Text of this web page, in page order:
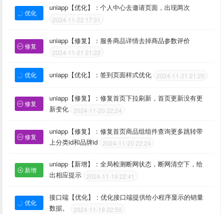
优化
uniapp【优化】：个人中心去邀请页面，出现两次
2024-11-22 17:31
修复
uniapp【修复】：服务商品详情去掉商品参数评价
2024-11-21 21:22
优化 uniapp【优化】：签到页面样式优化 2024-11-21 21:20
修复
uniapp【修复】：修复首页下拉刷新，首页更新没有更
新变化
2024-11-20 22:24
修复
uniapp【修复】：修复首页商品组组件查询更多跳转带
上分类id和品牌id
2024-11-20 22:24
新增
uniapp【新增】：全局检测断网状态，断网清空下，给
出相应提示
2024-11-19 22:41
优化
接口端【优化】：优化接口端提供给小程序显示的销量
数据。
2024-11-18 22:50